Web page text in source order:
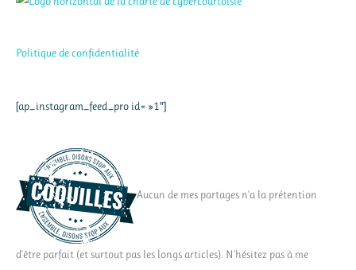
Politique de confidentialité
[ap_instagram_feed_pro id= »1″]
Aucun de mes partages n'a la prétention
d'être parfait (et surtout pas les longs articles). N'hésitez pas à me